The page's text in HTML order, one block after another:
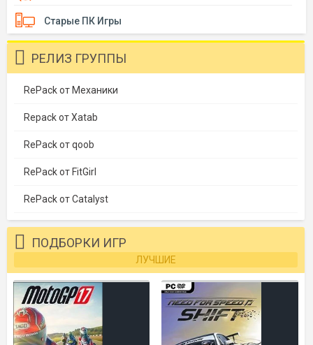
Старые ПК Игры
РЕЛИЗ ГРУППЫ
RePack от Механики
Repack от Xatab
RePack от qoob
RePack от FitGirl
RePack от Catalyst
ПОДБОРКИ ИГР
ЛУЧШИЕ